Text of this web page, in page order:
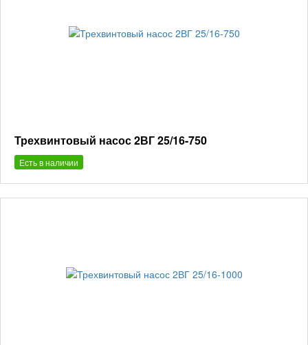
Трехвинтовый насос 2ВГ 25/16-750
Есть в наличии